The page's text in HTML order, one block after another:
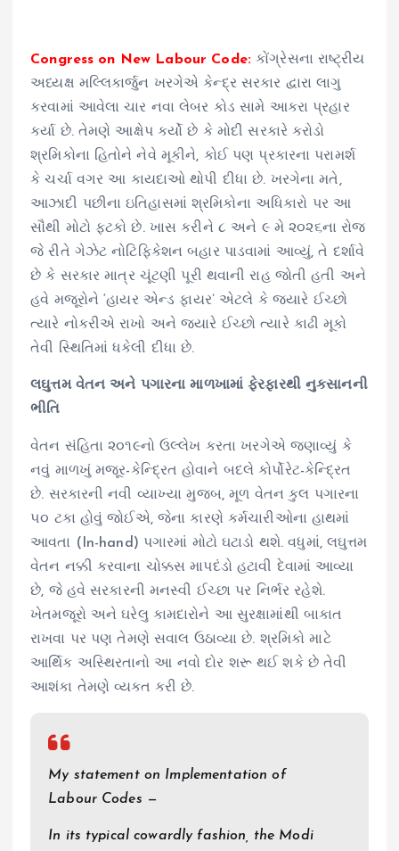
Congress on New Labour Code: કોંગ્રેસના રાષ્ટ્રીય
અધ્યક્ષ મલ્લિકાર્જુન ખરગેએ કેન્દ્ર સરકાર દ્વારા લાગુ
કરવામાં આવેલા ચાર નવા લેબર કોડ સામે આકરા પ્રહાર
કર્યા છે. તેમણે આક્ષેપ કર્યો છે કે મોદી સરકારે કરોડો
શ્રમિકોના હિતોને નેવે મૂકીને, કોઈ પણ પ્રકારના પરામર્શ
કે ચર્ચા વગર આ કાયદાઓ થોપી દીધા છે. ખરગેના મતે,
આઝાદી પછીના ઇતિહાસમાં શ્રમિકોના અધિકારો પર આ
સૌથી મોટો ફટકો છે. ખાસ કરીને ૮ અને ૯ મે ૨૦૨૬ના રોજ
જે રીતે ગેઝેટ નોટિફિકેશન બહાર પાડવામાં આવ્યું, તે દર્શાવે
છે કે સરકાર માત્ર ચૂંટણી પૂરી થવાની રાહ જોતી હતી અને
હવે મજૂરોને ‘હાયર એન્ડ ફાયર’ એટલે કે જ્યારે ઈચ્છો
ત્યારે નોકરીએ રાખો અને જ્યારે ઈચ્છો ત્યારે કાઢી મૂકો
તેવી સ્થિતિમાં ધકેલી દીધા છે.
લઘુત્તમ વેતન અને પગારના માળખામાં ફેરફારથી નુકસાનની
ભીતિ
વેતન સંહિતા ૨૦૧૯નો ઉલ્લેખ કરતા ખરગેએ જણાવ્યું કે
નવું માળખું મજૂર-કેન્દ્રિત હોવાને બદલે કોર્પોરેટ-કેન્દ્રિત
છે. સરકારની નવી વ્યાખ્યા મુજબ, મૂળ વેતન કુલ પગારના
૫૦ ટકા હોવું જોઈએ, જેના કારણે કર્મચારીઓના હાથમાં
આવતા (In-hand) પગારમાં મોટો ઘટાડો થશે. વધુમાં, લઘુત્તમ
વેતન નક્કી કરવાના ચોક્કસ માપદંડો હટાવી દેવામાં આવ્યા
છે, જે હવે સરકારની મનસ્વી ઈચ્છા પર નિર્ભર રહેશે.
ખેતમજૂરો અને ઘરેલુ કામદારોને આ સુરક્ષામાંથી બાકાત
રાખવા પર પણ તેમણે સવાલ ઉઠાવ્યા છે. શ્રમિકો માટે
આર્થિક અસ્થિરતાનો આ નવો દોર શરૂ થઈ શકે છે તેવી
આશંકા તેમણે વ્યક્ત કરી છે.
My statement on Implementation of
Labour Codes —
In its typical cowardly fashion, the Modi